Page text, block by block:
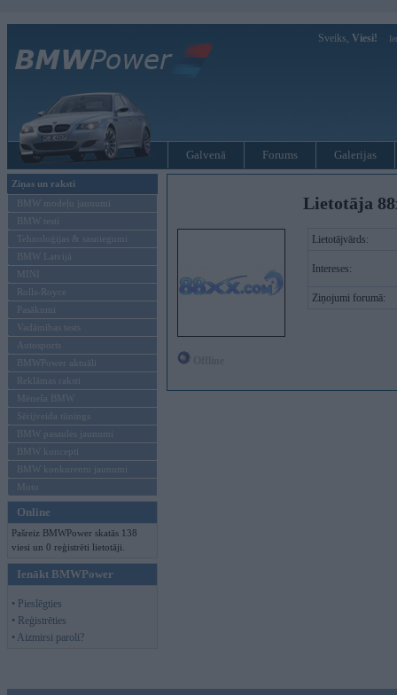
Sveiks, Viesi!
Galvenā Forums Galerijas
Ziņas un raksti
BMW modeļu jaunumi
BMW testi
Tehnoloģijas & sasniegumi
BMW Latvijā
MINI
Rolls-Royce
Pasākumi
Vadāmības tests
Autosports
BMWPower aktuāli
Reklāmas raksti
Mēneša BMW
Sērijveida tūnings
BMW pasaules jaunumi
BMW koncepti
BMW konkurentu jaunumi
Moto
Online
Pašreiz BMWPower skatās 138
viesi un 0 reģistrēti lietotāji.
Ienākt BMWPower
• Pieslēgties
• Reģistrēties
• Aizmirsi paroli?
Lietotāja
Lietotājvārds:
Intereses:
Ziņojumi forumā: